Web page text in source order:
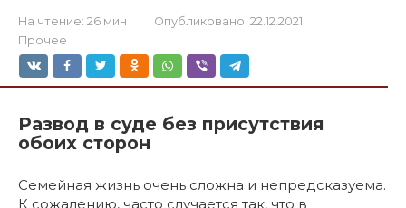
На чтение: 26 мин Опубликовано: 22.12.2021
Прочее
Развод в суде без присутствия
обоих сторон
Семейная жизнь очень сложна и непредсказуема.
К сожалению, часто случается так, что в